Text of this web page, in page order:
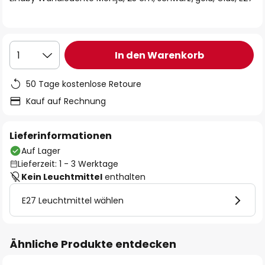
1 In den Warenkorb
50 Tage kostenlose Retoure
Kauf auf Rechnung
Lieferinformationen
Auf Lager
Lieferzeit: 1 - 3 Werktage
Kein Leuchtmittel enthalten
E27 Leuchtmittel wählen
Ähnliche Produkte entdecken